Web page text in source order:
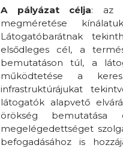
A pályázat célja: az
megméretése
Látogatóbarátnak
elsődleges cél, a
bemutatáson túl, a
működtetése a
infrastruktúrájukat
látogatók alapvető
örökség bemutatása
megelégedettséget
befogadásához is